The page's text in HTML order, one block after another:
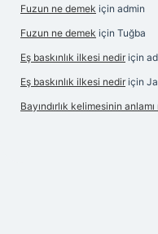
Fuzun ne demek için admin
Fuzun ne demek için Tuğba
Eş baskınlık ilkesi nedir için
Eş baskınlık ilkesi nedir için
Bayındırlık kelimesinin